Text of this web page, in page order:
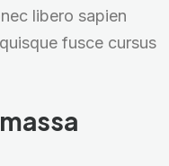
libero sapien
fusce cursus